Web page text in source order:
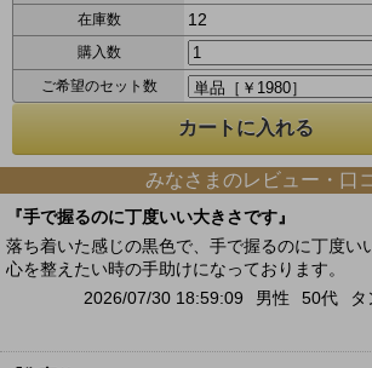
在庫数 12
購入数
ご希望のセット数
みなさまのレビュー・口
『手で握るのに丁度いい大きさです』
落ち着いた感じの黒色で、手で握るのに丁度い
心を整えたい時の手助けになっております。
タ
50代
男性
2026/07/30 18:59:09